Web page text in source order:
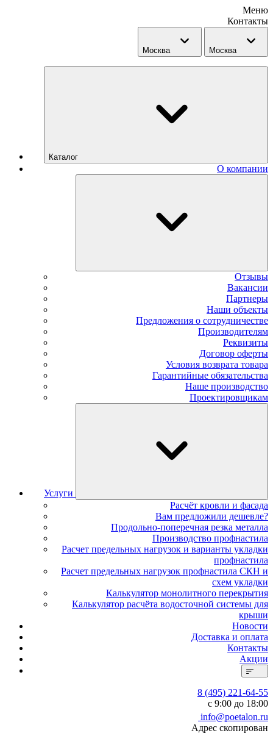
Меню
Контакты
Москва Москва
Каталог
О компании
Отзывы
Вакансии
Партнеры
Наши объекты
Предложения о сотрудничестве
Производителям
Реквизиты
Договор оферты
Условия возврата товара
Гарантийные обязательства
Наше производство
Проектировщикам
Услуги
Расчёт кровли и фасада
Вам предложили дешевле?
Продольно-поперечная резка металла
Производство профнастила
Расчет предельных нагрузок и варианты укладки
профнастила
Расчет предельных нагрузок профнастила СКН и
схем укладки
Калькулятор монолитного перекрытия
Калькулятор расчёта водосточной системы для
крыши
Новости
Доставка и оплата
Контакты
Акции
8 (495) 221-64-55
с 9:00 до 18:00
info@poetalon.ru
Адрес скопирован